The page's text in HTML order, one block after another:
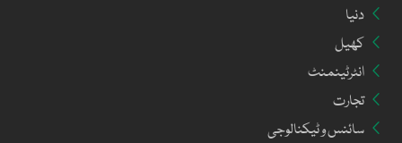
دنیا
کھیل
انٹرٹینمنٹ
تجارت
سائنس و ٹیکنالوجی